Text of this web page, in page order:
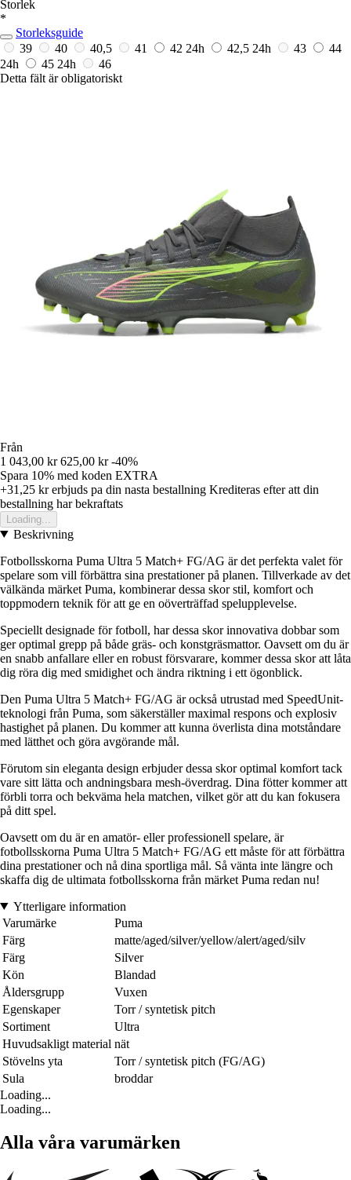
Storlek
*
Storleksguide
39
40 40,5 41 42 24h 42,5 24h 43
44
24h
45 24h
46
Detta fält är obligatoriskt
Från
1 043,00 kr 625,00 kr -40%
Spara 10% med koden EXTRA
+31,25 krerbjuds pa din nasta bestallning Krediteras efter att din
bestallning har bekraftats
Loading...
Beskrivning
Fotbollsskorna Puma Ultra 5 Match+ FG/AG är det perfekta valet för
spelare som vill förbättra sina prestationer på planen. Tillverkade av det
välkända märket Puma, kombinerar dessa skor stil, komfort och
toppmodern teknik för att ge en oöverträffad spelupplevelse.
Speciellt designade för fotboll, har dessa skor innovativa dobbar som
ger optimal grepp på både gräs- och konstgräsmattor. Oavsett om du är
en snabb anfallare eller en robust försvarare, kommer dessa skor att låta
dig röra dig med smidighet och ändra riktning i ett ögonblick.
Den Puma Ultra 5 Match+ FG/AG är också utrustad med SpeedUnit-
teknologi från Puma, som säkerställer maximal respons och explosiv
hastighet på planen. Du kommer att kunna överlista dina motståndare
med lätthet och göra avgörande mål.
Förutom sin eleganta design erbjuder dessa skor optimal komfort tack
vare sitt lätta och andningsbara mesh-överdrag. Dina fötter kommer att
förbli torra och bekväma hela matchen, vilket gör att du kan fokusera
på ditt spel.
Oavsett om du är en amatör- eller professionell spelare, är
fotbollsskorna Puma Ultra 5 Match+ FG/AG ett måste för att förbättra
dina prestationer och nå dina sportliga mål. Så vänta inte längre och
skaffa dig de ultimata fotbollsskorna från märket Puma redan nu!
Ytterligare information
Varumärke
Puma
Färg
matte/aged/silver/yellow/alert/aged/silv
Färg
Silver
Kön
Blandad
Åldersgrupp
Vuxen
Egenskaper
Torr / syntetisk pitch
Sortiment
Ultra
Huvudsakligt material nät
Stövelns yta
Torr / syntetisk pitch (FG/AG)
Sula
broddar
Loading...
Loading...
Alla våra varumärken